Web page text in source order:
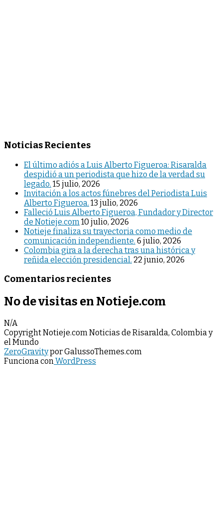
Noticias Recientes
El último adiós a Luis Alberto Figueroa: Risaralda
despidió a un periodista que hizo de la verdad su
legado. 15 julio, 2026
Invitación a los actos fúnebres del Periodista Luis
Alberto Figueroa. 13 julio, 2026
Falleció Luis Alberto Figueroa, Fundador y Director
de Notieje.com 10 julio, 2026
Notieje finaliza su trayectoria como medio de
comunicación independiente. 6 julio, 2026
Colombia gira a la derecha tras una histórica y
reñida elección presidencial. 22 junio, 2026
Comentarios recientes
No de visitas en Notieje.com
N/A
Copyright Notieje.com Noticias de Risaralda, Colombia y
el Mundo
ZeroGravitypor GalussoThemes.com
Funciona conWordPress